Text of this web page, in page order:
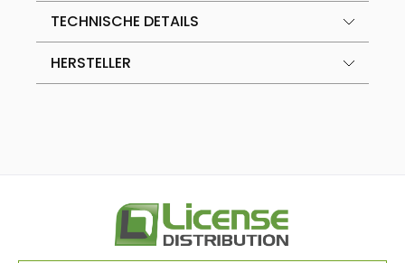
TECHNISCHE DETAILS
HERSTELLER